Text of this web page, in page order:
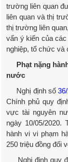
trường liên quan
liên quan và thị
thị trường liên
vấn ý kiến của
nghiệp, tổ chức và
Phạt nặng
nước
Nghị định số
Chính phủ quy
vực tài nguyên
ngày 10/05/
hành vi vi phạm
250 triệu đồng đối
Nghị định quy